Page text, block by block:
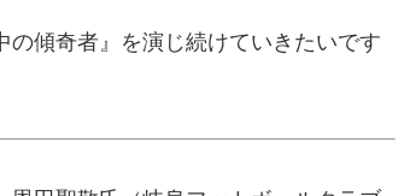
傾奇者』を演じ続けていきたいです